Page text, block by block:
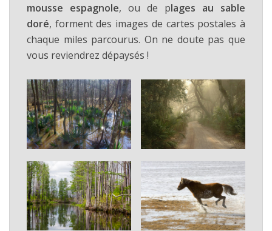
mousse espagnole, ou de plages au sable
doré, forment des images de cartes postales à
chaque miles parcourus. On ne doute pas que
vous reviendrez dépaysés !